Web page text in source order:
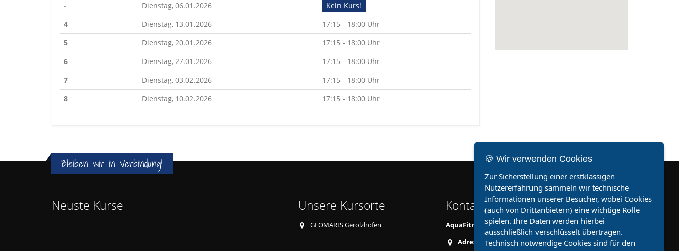
-
Dienstag, 06.01.2026
Kein Kurs!
4
Dienstag, 13.01.2026
17:15 - 18:00 Uhr
5
Dienstag, 20.01.2026
17:15 - 18:00 Uhr
6
Dienstag, 27.01.2026
17:15 - 18:00 Uhr
7
Dienstag, 03.02.2026
17:15 - 18:00 Uhr
8
Dienstag, 10.02.2026 17:15 - 18:00 Uhr
Bleiben wir in Verbindung!
Neuste Kurse Unsere Kursorte
GEOMARIS Gerolzhofen
Kontakt zu uns
AquaFitnessClub - Franken
Adresse:Zum Riedbrunnen 5, 97762 Hammelburg
🍪 Wir verwenden Cookies
Zur Sicherstellung einer erstklassigen
Nutzererfahrung sammeln wir technische
Informationen unserer Besucher, wobei Cookies
(auch von Drittanbietern) eine wichtige Rolle
spielen. Ihre Daten werden hierbei
ausschließlich verschlüsselt übertragen.
Technisch notwendige Cookies sind für den